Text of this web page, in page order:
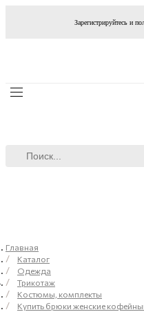
Зарегистрируйтесь и
Главная
Каталог
Одежда
Трикотаж
Костюмы, комплекты
Купить брюки женские